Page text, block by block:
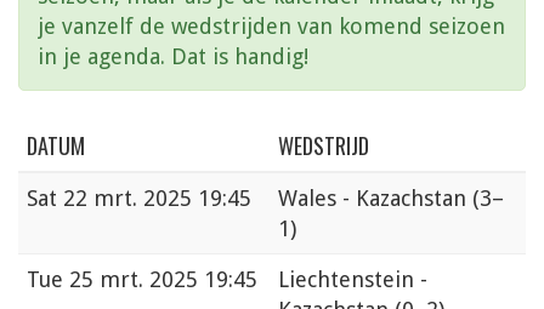
je vanzelf de wedstrijden van komend seizoen
in je agenda. Dat is handig!
DATUM WEDSTRIJD
Sat 22 mrt. 2025 19:45 Wales - Kazachstan (3–
1)
Tue 25 mrt. 2025 19:45
Liechtenstein -